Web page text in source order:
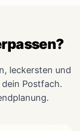
leckersten und
Postfach.